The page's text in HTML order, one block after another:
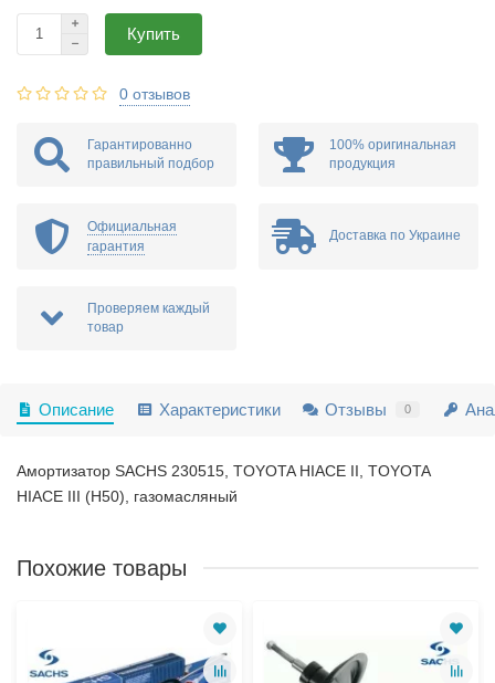
Купить
0 отзывов
Гарантированно
правильный подбор
100% оригинальная
продукция
Официальная
гарантия
Доставка по Украине
Проверяем каждый
товар
Описание Характеристики Отзывы 0
Амортизатор SACHS 230515, TOYOTA HIACE II, TOYOTA
HIACE III (H50), газомасляный
Похожие товары